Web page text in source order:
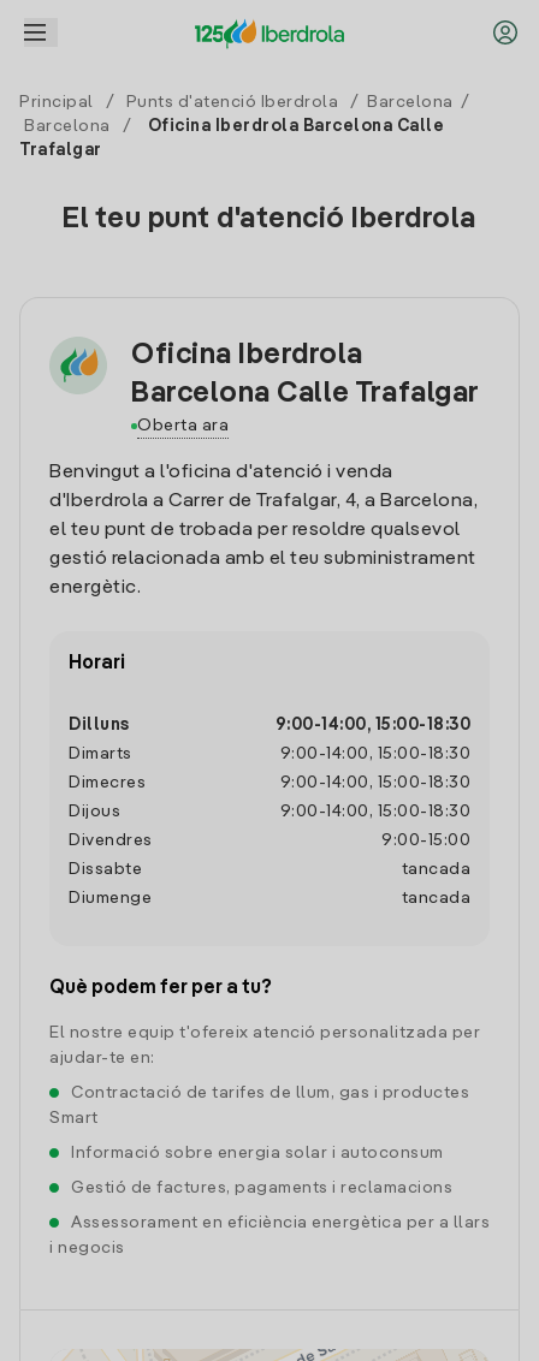
Principal / Punts d'atenció Iberdrola / Barcelona
/
Barcelona
/
Oficina Iberdrola Barcelona Calle
Trafalgar
El teu punt d'atenció Iberdrola
Oficina Iberdrola
Barcelona Calle Trafalgar
Oberta ara
Benvingut a l'oficina d'atenció i venda
d'Iberdrola a Carrer de Trafalgar, 4, a Barcelona,
el teu punt de trobada per resoldre qualsevol
gestió relacionada amb el teu subministrament
energètic.
Horari
Dilluns 9:00- 14:00, 15:00- 18:30
Dimarts
9:00 - 14:00 , 15:00- 18:30
Dimecres
9:00 - 14:00 , 15:00- 18:30
Dijous
9:00 - 14:00 , 15:00- 18:30
Divendres
9:00- 15:00
Dissabte
tancada
Diumenge
tancada
Què podem fer per a tu?
El nostre equip t'ofereix atenció personalitzada per
ajudar-te en:
Contractació de tarifes de llum, gas i productes
Smart
Informació sobre energia solar i autoconsum
Gestió de factures, pagaments i reclamacions
Assessorament en eficiència energètica per a llars
i negocis